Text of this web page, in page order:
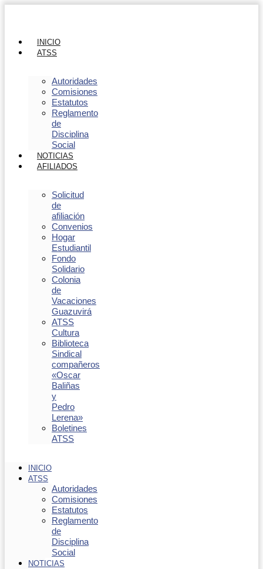
INICIO
ATSS
Autoridades
Comisiones
Estatutos
Reglamento
de
Disciplina
Social
NOTICIAS
AFILIADOS
Solicitud
de
afiliación
Convenios
Hogar
Estudiantil
Fondo
Solidario
Colonia
de
Vacaciones
Guazuvirá
ATSS
Cultura
Biblioteca
Sindical
compañeros
«Oscar
Baliñas
y
Pedro
Lerena»
Boletines
ATSS
INICIO
ATSS
Autoridades
Comisiones
Estatutos
Reglamento
de
Disciplina
Social
NOTICIAS